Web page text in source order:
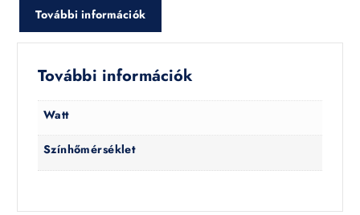
További információk
További információk
Watt
Színhőmérséklet